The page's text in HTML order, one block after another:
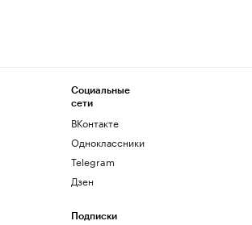
Социальные
сети
ВКонтакте
Одноклассники
Telegram
Дзен
Подписки